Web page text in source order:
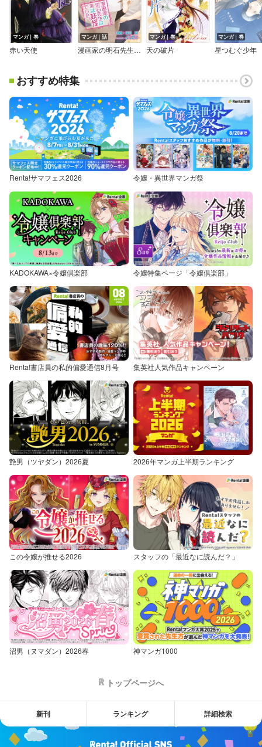
マンガ｜巻
赤い天使
マンガ｜話
漫画家の明石先生は実は妖怪でした。
マンガ｜巻
天の破片
マンガ｜巻
星つむぐ少年
おすすめ特集
Renta!サマフェス2026 令嬢・異世界マンガ祭
KADOKAWA×令嬢倶楽部 令嬢特集ページ「令嬢倶楽部」
Renta!書店員の私的偏愛通信8月号 集英社人気作品キャンペーン
艶男（ツヤダン）2026夏 2026年マンガ上半期ランキング
この令嬢が推せる2026 スタッフの「最近なに読んだ？」
沼男（ヌマダン）2026春 神マンガ1000
トップページへ
新刊 ランキング 詳細検索